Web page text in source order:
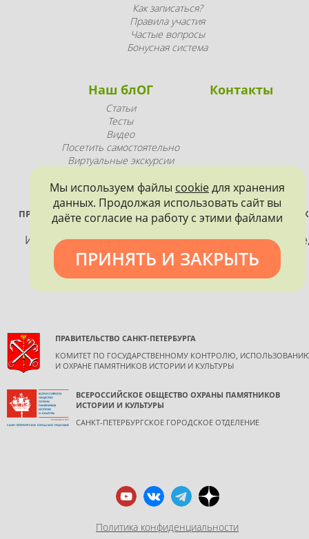
Как записаться?
Правила участия
Частые вопросы
Бонусная система
Наш блОГ
Статьи
Тесты
Видео
Посетить самостоятельно
Виртуальные экскурсии
Контакты
ПРОЕКТ РЕАЛИЗУЕТСЯ ПРИ ПОДДЕРЖКЕ ПРАВИТЕЛЬСТВА
ПЕТЕРБУРГА
Использование материалов, размещенных на
допускается только с согласия правообладателя и
обязательной ссылкой на источник информации.
ПРАВИТЕЛЬСТВО САНКТ-ПЕТЕРБУРГА
КОМИТЕТ ПО ГОСУДАРСТВЕННОМУ КОНТРОЛЮ,
И ОХРАНЕ ПАМЯТНИКОВ ИСТОРИИ И КУЛЬТУРЫ
ВСЕРОССИЙСКОЕ ОБЩЕСТВО ОХРАНЫ ПАМЯТНИКОВ
ИСТОРИИ И КУЛЬТУРЫ
САНКТ-ПЕТЕРБУРГСКОЕ ГОРОДСКОЕ ОТДЕЛЕНИЕ
Политика конфиденциальности
Мы используем файлы cookieдля хранения
данных. Продолжая использовать сайт вы
даёте согласие на работу с этими файлами
ПРИНЯТЬ И ЗАКРЫТЬ